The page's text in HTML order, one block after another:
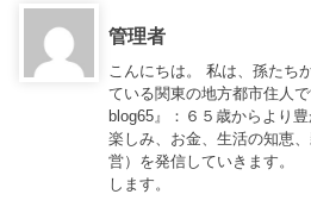
管理者
こんにちは。 私は、孫たち
ている関東の地方都市住人
blog65』：６５歳からより
楽しみ、お金、生活の知恵
営）を発信していきます
します。